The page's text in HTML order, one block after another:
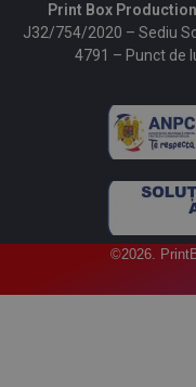
Print Box Production
J32/754/2020 – Sediu
4791 – Punct de
©2026.